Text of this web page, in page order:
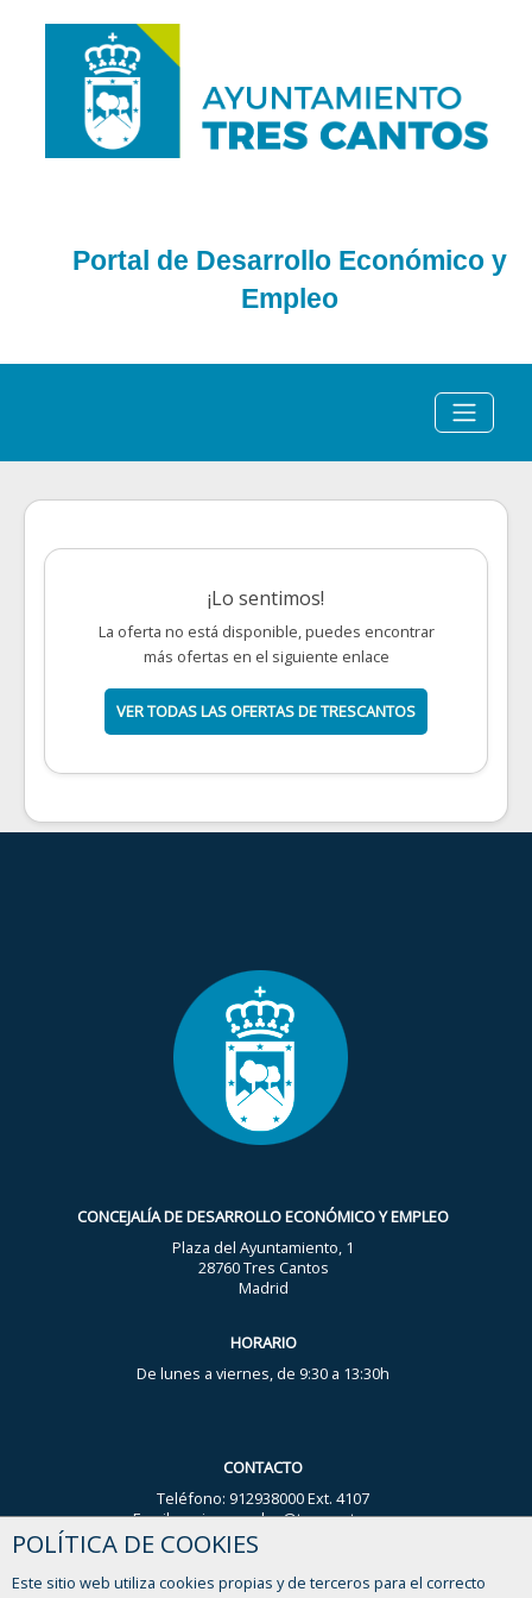
Portal de Desarrollo Económico y
Empleo
¡Lo sentimos!
La oferta no está disponible, puedes encontrar
más ofertas en el siguiente enlace
VER TODAS LAS OFERTAS DE TRESCANTOS
CONCEJALÍA DE DESARROLLO ECONÓMICO Y EMPLEO
Plaza del Ayuntamiento, 1
28760 Tres Cantos
Madrid
HORARIO
De lunes a viernes, de 9:30 a 13:30h
CONTACTO
Teléfono: 912938000 Ext. 4107
Email: nuria.gonzalez@trescantos.es
WhatsApp Ayuntamiento: 644 59 44 93
POLÍTICA DE COOKIES
Este sitio web utiliza cookies propias y de terceros para el correcto